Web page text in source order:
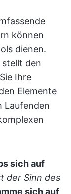
können
dienen.
stellt den
Ihre
Elemente
Laufenden
sich auf
der Sinn des
sich auf